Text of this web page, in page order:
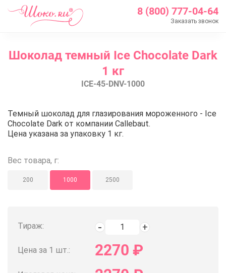
8 (800) 777-04-64
Заказать звонок
Каталог
Шоколад Barry Callebaut
Шоколад темный Ice Chocolate Dark
1 кг
ICE-45-DNV-1000
Шоколад темный Ice Chocolate
Темный шоколад для глазирования мороженного - Ice
Chocolate Dark от компании Callebaut.
Цена указана за упаковку 1 кг.
Вес товара, г:
200 1000 2500
Тираж:
Цена за 1 шт.: 2270 ₽